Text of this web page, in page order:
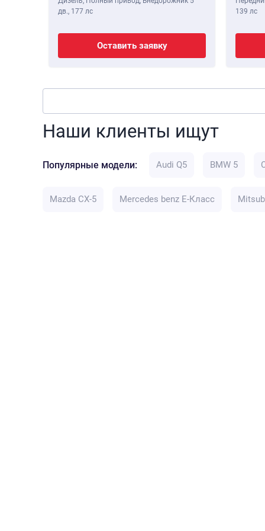
дв., 177 лс
Оставить заявку
139 лс
Наши клиенты ищут
Популярные модели: Audi Q5 BMW 5
Mazda CX-5 Mercedes benz E-Класс